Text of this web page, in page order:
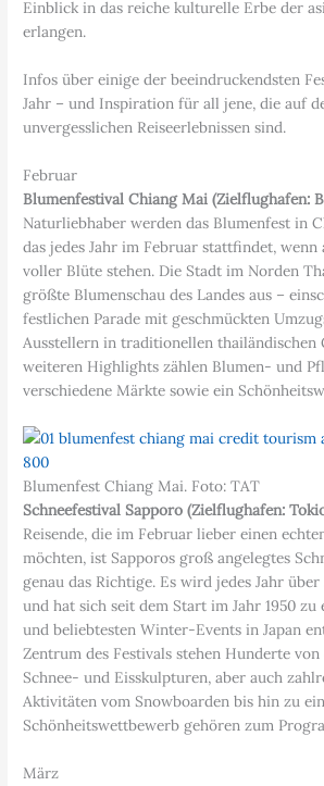
Einblick in das reiche kulturelle Erbe der
erlangen.
Infos über einige der beeindruckendsten
Jahr – und Inspiration für all jene, die auf
unvergesslichen Reiseerlebnissen sind.
Februar
Blumenfestival Chiang Mai (Zielflughafen:
Naturliebhaber werden das Blumenfest in
das jedes Jahr im Februar stattfindet, wenn
voller Blüte stehen. Die Stadt im Norden
größte Blumenschau des Landes aus –
festlichen Parade mit geschmückten
Ausstellern in traditionellen thailändischen
weiteren Highlights zählen Blumen- und
verschiedene Märkte sowie ein
Blumenfest Chiang Mai. Foto: TAT
Schneefestival Sapporo (Zielflughafen:
Reisende, die im Februar lieber einen
möchten, ist Sapporos groß angelegtes
genau das Richtige. Es wird jedes Jahr
und hat sich seit dem Start im Jahr 1950
und beliebtesten Winter-Events in Japan
Zentrum des Festivals stehen Hunderte
Schnee- und Eisskulpturen, aber auch
Aktivitäten vom Snowboarden bis hin zu
Schönheitswettbewerb gehören zum
März